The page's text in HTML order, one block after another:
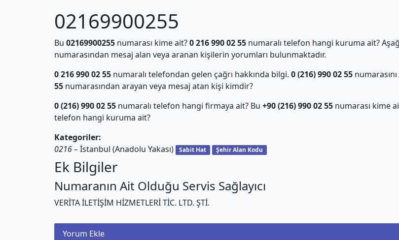
02169900255
Bu 02169900255numarası kime ait?0 216 990 02 55numaralı telefon hangi kuruma ait?
numarasından mesaj alan veya aranan kişilerin yorumları bulunmaktadır.
0 216 990 02 55numaralı telefondan gelen çağrı hakkında bilgi. 0 (216) 990 02 55
55numarasından arayan veya mesaj atan kişi kimdir?
0 (216) 990 02 55numaralı telefon hangi firmaya ait? Bu +90 (216) 990 02 55numarası kime
telefon hangi kuruma ait?
Kategoriler:
0216– İstanbul (Anadolu Yakası) Sabit Hat Şehir Alan Kodu
Ek Bilgiler
Numaranın Ait Olduğu Servis Sağlayıcı
VERİTA İLETİŞİM HİZMETLERİ TİC. LTD. ŞTİ.
Yorum Ekle